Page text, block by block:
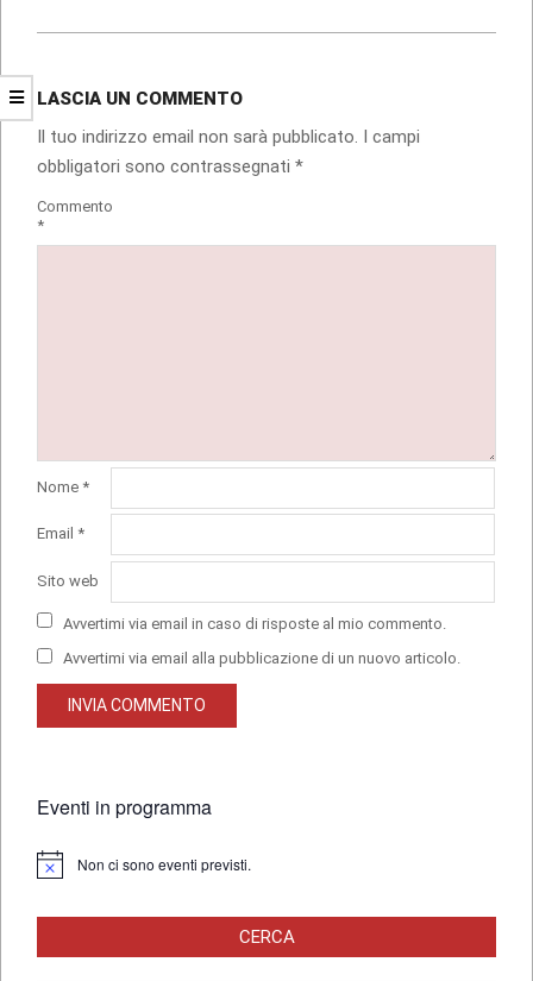
LASCIA UN COMMENTO
Il tuo indirizzo email non sarà pubblicato. I campi
obbligatori sono contrassegnati *
Commento
*
Nome *
Email *
Sito web
Avvertimi via email in caso di risposte al mio commento.
Avvertimi via email alla pubblicazione di un nuovo articolo.
Eventi in programma
Notice Non ci sono eventi previsti.
CERCA